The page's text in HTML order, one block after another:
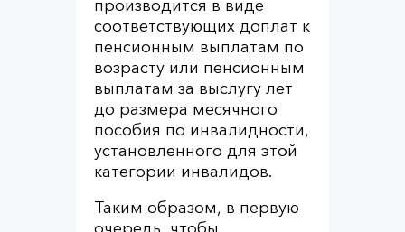
производится в виде
соответствующих доплат к
пенсионным выплатам по
возрасту или пенсионным
выплатам за выслугу лет
до размера месячного
пособия по инвалидности,
установленного для этой
категории инвалидов.
Таким образом, в первую